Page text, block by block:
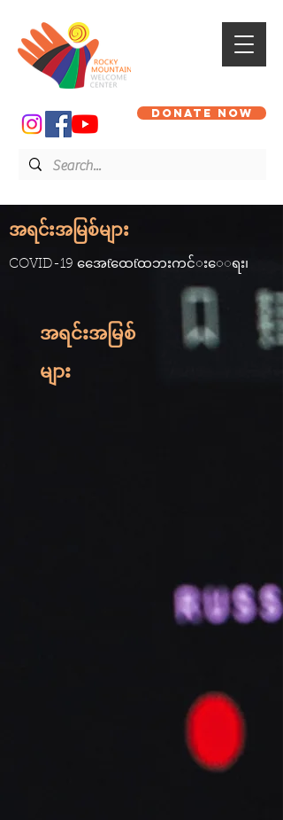
DONATE NOW
အရင်းအမြစ်များ
COVID-19 အေေƭထေƭထဘးကင်◌းေ◌ရး၊
အရင်းအမြစ်
များ